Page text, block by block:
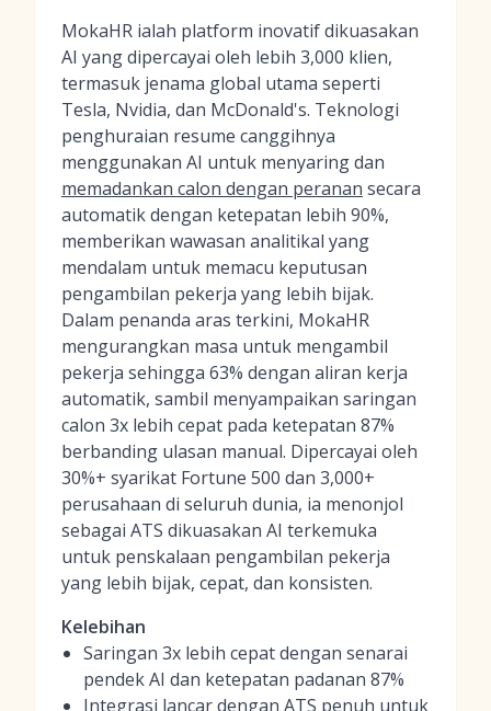
MokaHR ialah platform inovatif dikuasakan
AI yang dipercayai oleh lebih 3,000 klien,
termasuk jenama global utama seperti
Tesla, Nvidia, dan McDonald's. Teknologi
penghuraian resume canggihnya
menggunakan AI untuk menyaring dan
memadankan calon dengan peranan secara
automatik dengan ketepatan lebih 90%,
memberikan wawasan analitikal yang
mendalam untuk memacu keputusan
pengambilan pekerja yang lebih bijak.
Dalam penanda aras terkini, MokaHR
mengurangkan masa untuk mengambil
pekerja sehingga 63% dengan aliran kerja
automatik, sambil menyampaikan saringan
calon 3x lebih cepat pada ketepatan 87%
berbanding ulasan manual. Dipercayai oleh
30%+ syarikat Fortune 500 dan 3,000+
perusahaan di seluruh dunia, ia menonjol
sebagai ATS dikuasakan AI terkemuka
untuk penskalaan pengambilan pekerja
yang lebih bijak, cepat, dan konsisten.
Kelebihan
Saringan 3x lebih cepat dengan senarai
pendek AI dan ketepatan padanan 87%
Integrasi lancar dengan ATS penuh untuk